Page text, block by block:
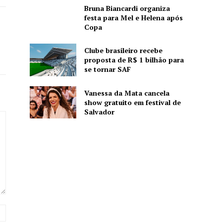
Bruna Biancardi organiza
festa para Mel e Helena após
Copa
Clube brasileiro recebe
proposta de R$ 1 bilhão para
se tornar SAF
Vanessa da Mata cancela
show gratuito em festival de
Salvador